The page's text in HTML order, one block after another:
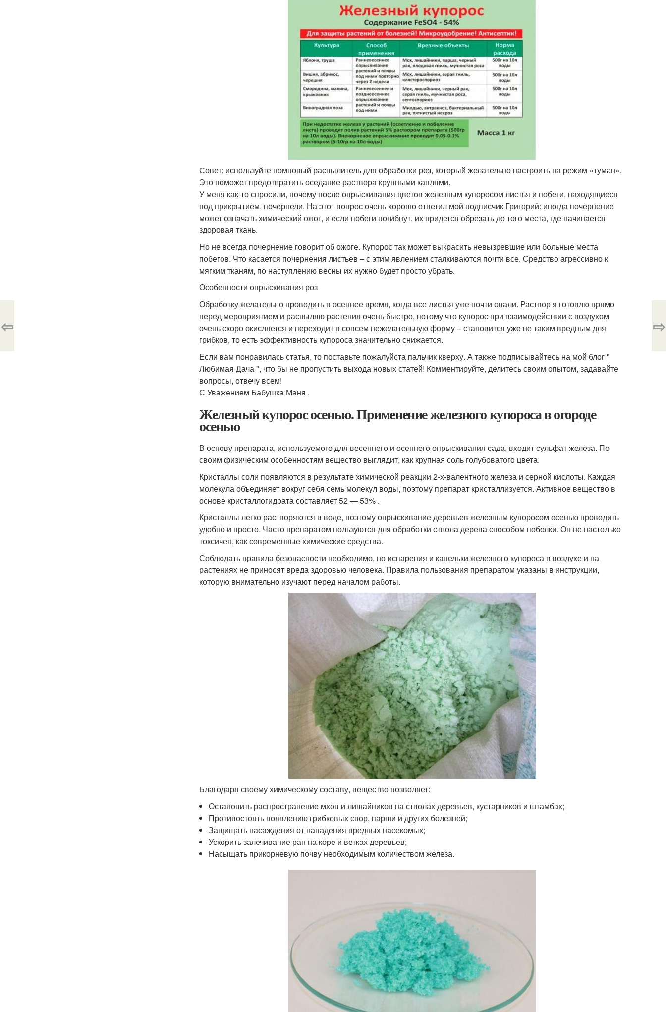
Совет: используйте помповый распылитель для обработки роз, который желательно настроить на режим «туман».
Это поможет предотвратить оседание раствора крупными каплями.
У меня как-то спросили, почему после опрыскивания цветов железным купоросом листья и побеги, находящиеся
под прикрытием, почернели. На этот вопрос очень хорошо ответил мой подписчик Григорий: иногда почернение
может означать химический ожог, и если побеги погибнут, их придется обрезать до того места, где начинается
здоровая ткань.
Но не всегда почернение говорит об ожоге. Купорос так может выкрасить невызревшие или больные места
побегов. Что касается почернения листьев – с этим явлением сталкиваются почти все. Средство агрессивно к
мягким тканям, по наступлению весны их нужно будет просто убрать.
Особенности опрыскивания роз
Обработку желательно проводить в осеннее время, когда все листья уже почти опали. Раствор я готовлю прямо
перед мероприятием и распыляю растения очень быстро, потому что купорос при взаимодействии с воздухом
очень скоро окисляется и переходит в совсем нежелательную форму – становится уже не таким вредным для
грибков, то есть эффективность купороса значительно снижается.
Если вам понравилась статья, то поставьте пожалуйста пальчик кверху. А также подписывайтесь на мой блог "
Любимая Дача ", что бы не пропустить выхода новых статей! Комментируйте, делитесь своим опытом, задавайте
вопросы, отвечу всем!
С Уважением Бабушка Маня .
Железный купорос осенью. Применение железного купороса в огороде
осенью
В основу препарата, используемого для весеннего и осеннего опрыскивания сада, входит сульфат железа. По
своим физическим особенностям вещество выглядит, как крупная соль голубоватого цвета.
Кристаллы соли появляются в результате химической реакции 2-х-валентного железа и серной кислоты. Каждая
молекула объединяет вокруг себя семь молекул воды, поэтому препарат кристаллизуется. Активное вещество в
основе кристаллогидрата составляет 52 — 53% .
Кристаллы легко растворяются в воде, поэтому опрыскивание деревьев железным купоросом осенью проводить
удобно и просто. Часто препаратом пользуются для обработки ствола дерева способом побелки. Он не настолько
токсичен, как современные химические средства.
Соблюдать правила безопасности необходимо, но испарения и капельки железного купороса в воздухе и на
растениях не приносят вреда здоровью человека. Правила пользования препаратом указаны в инструкции,
которую внимательно изучают перед началом работы.
Благодаря своему химическому составу, вещество позволяет:
Остановить распространение мхов и лишайников на стволах деревьев, кустарников и штамбах;
Противостоять появлению грибковых спор, парши и других болезней;
Защищать насаждения от нападения вредных насекомых;
Ускорить залечивание ран на коре и ветках деревьев;
Насыщать прикорневую почву необходимым количеством железа.
⇦ ⇨